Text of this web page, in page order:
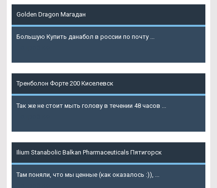
Golden Dragon Магадан
Большую Купить данабол в россии по почту ...
Тренболон Форте 200 Киселевск
Так же не стоит мыть голову в течении 48 часов ...
Ilium Stanabolic Balkan Pharmaceuticals Пятигорск
Там поняли, что мы ценные (как оказалось :)), ...